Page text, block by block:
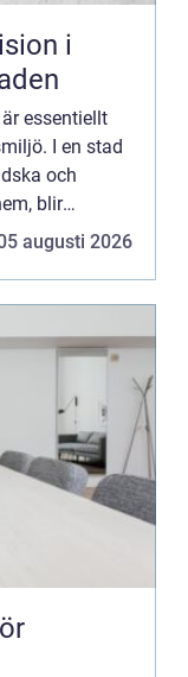
essentiellt
I en stad
och
blir
augusti 2026